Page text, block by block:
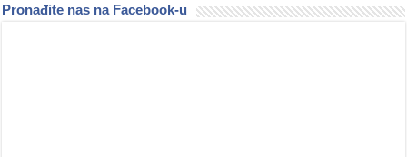
Pronađite nas na Facebook-u